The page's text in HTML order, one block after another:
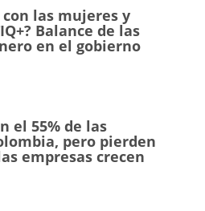
las mujeres y
Balance de las
en el gobierno
el 55% de las
pero pierden
empresas crecen